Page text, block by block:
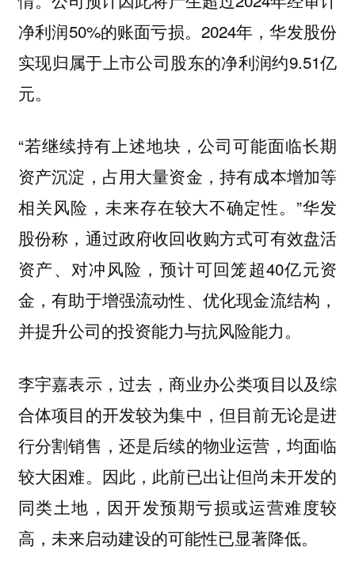
净利润50%的账面亏损。2024年，华发股份
实现归属于上市公司股东的净利润约9.51亿
元。
“若继续持有上述地块，公司可能面临长期
资产沉淀，占用大量资金，持有成本增加等
相关风险，未来存在较大不确定性。”华发
股份称，通过政府收回收购方式可有效盘活
资产、对冲风险，预计可回笼超40亿元资
金，有助于增强流动性、优化现金流结构，
并提升公司的投资能力与抗风险能力。
李宇嘉表示，过去，商业办公类项目以及综
合体项目的开发较为集中，但目前无论是进
行分割销售，还是后续的物业运营，均面临
较大困难。因此，此前已出让但尚未开发的
同类土地，因开发预期亏损或运营难度较
高，未来启动建设的可能性已显著降低。